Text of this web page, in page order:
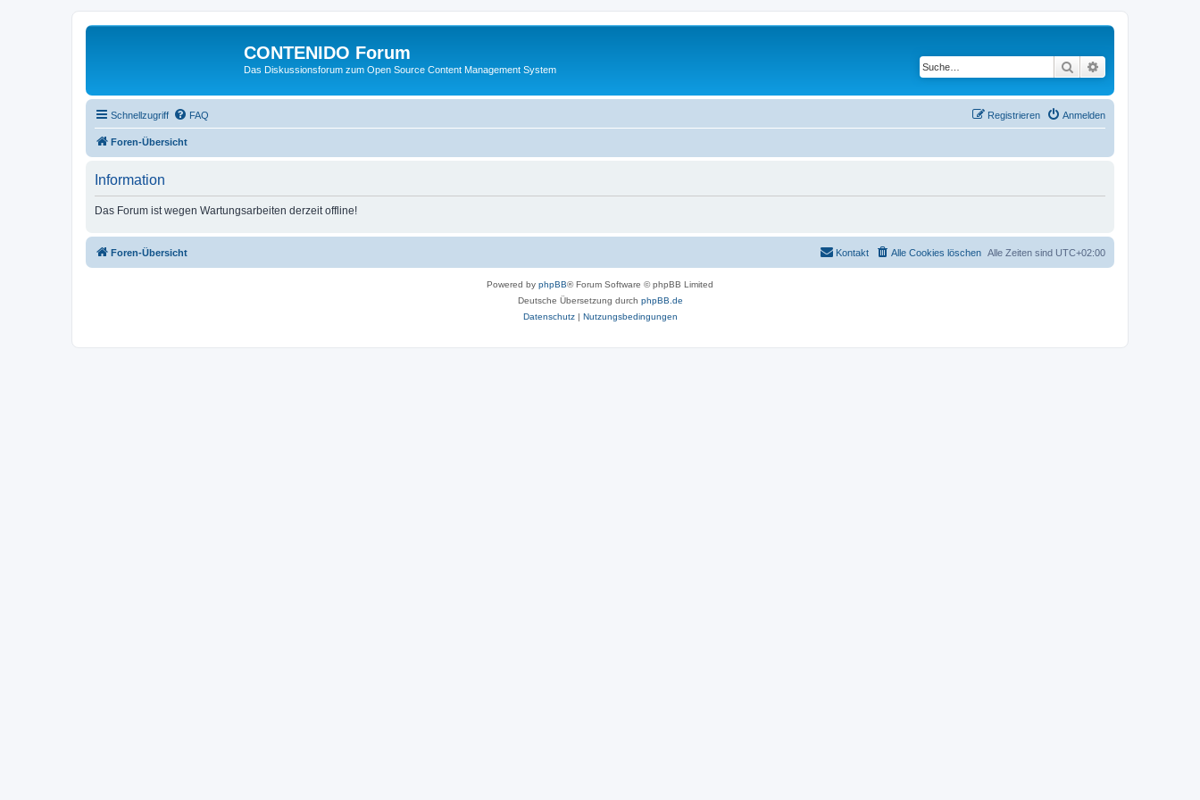
CONTENIDO Forum
Das Diskussionsforum zum Open Source Content Management System Suche
Schnellzugriff FAQ Anmelden
Registrieren
Foren-Übersicht
Information
Das Forum ist wegen Wartungsarbeiten derzeit offline!
Foren-Übersicht Alle Zeiten sind UTC+02:00
Alle Cookies löschen
Kontakt
Powered by phpBB® Forum Software © phpBB Limited
Deutsche Übersetzung durch phpBB.de
Datenschutz| Nutzungsbedingungen